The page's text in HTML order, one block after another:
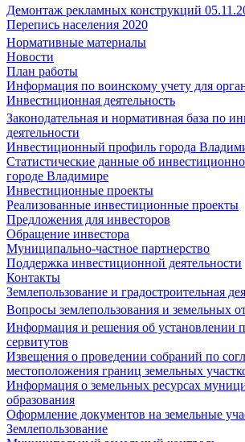
Демонтаж рекламных конструкций
Перепись населения 2020
Нормативные материалы
Новости
План работы
Информация по воинскому учету для
Инвестиционная деятельность
Законодательная и нормативная база по
деятельности
Инвестиционный профиль города
Статистические данные об
городе Владимире
Инвестиционные проекты
Реализованные инвестиционные проекты
Предложения для инвесторов
Обращение инвестора
Муниципально-частное партнерство
Поддержка инвестиционной деятельности
Контакты
Землепользование и градостроительная
Вопросы землепользования и земельных
Информация и решения об установлении
сервитутов
Извещения о проведении собраний по
местоположения границ земельных
Информация о земельных ресурсах
образования
Оформление документов на земельные
Землепользование